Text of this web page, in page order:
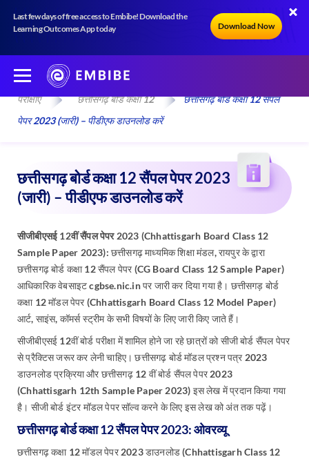
Last few days of free access to Embibe! Download the
Learning Outcomes App today
Download Now
परीक्षाएँ छत्तीसगढ़ बोर्ड कक्षा 12
छत्तीसगढ़ बोर्ड कक्षा 12 सैंपल
पेपर 2023 (जारी) – पीडीएफ डाउनलोड करें
छत्तीसगढ़ बोर्ड कक्षा 12 सैंपल पेपर 2023
(जारी) – पीडीएफ डाउनलोड करें
सीजीबीएसई 12वीं सैंपल पेपर 2023 (Chhattisgarh Board Class 12
Sample Paper 2023): छत्तीसगढ़ माध्यमिक शिक्षा मंडल, रायपुर के द्वारा
छत्तीसगढ़ बोर्ड कक्षा 12 सैंपल पेपर (CG Board Class 12 Sample Paper)
आधिकारिक वेबसाइट cgbse.nic.in पर जारी कर दिया गया है। छत्तीसगड़ बोर्ड
कक्षा 12 मॉडल पेपर (Chhattisgarh Board Class 12 Model Paper)
आर्ट, साइंस, कॉमर्स स्ट्रीम के सभी विषयों के लिए जारी किए जाते हैं।
सीजीबीएसई 12वीं बोर्ड परीक्षा में शामिल होने जा रहे छात्रों को सीजी बोर्ड सैंपल पेपर
से प्रैक्टिस जरूर कर लेनी चाहिए। छत्तीसगढ़ बोर्ड मॉडल प्रश्न पत्र 2023
डाउनलोड प्रक्रिया और छत्तीसगढ़ 12 वीं बोर्ड सैंपल पेपर 2023
(Chhattisgarh 12th Sample Paper 2023) इस लेख में प्रदान किया गया
है। सीजी बोर्ड इंटर मॉडल पेपर सॉल्व करने के लिए इस लेख को अंत तक पढ़ें।
छत्तीसगढ़ बोर्ड कक्षा 12 सैंपल पेपर 2023: ओवरव्यू
छत्तीसगढ़ कक्षा 12 मॉडल पेपर 2023 डाउनलोड (Chhattisgarh Class 12